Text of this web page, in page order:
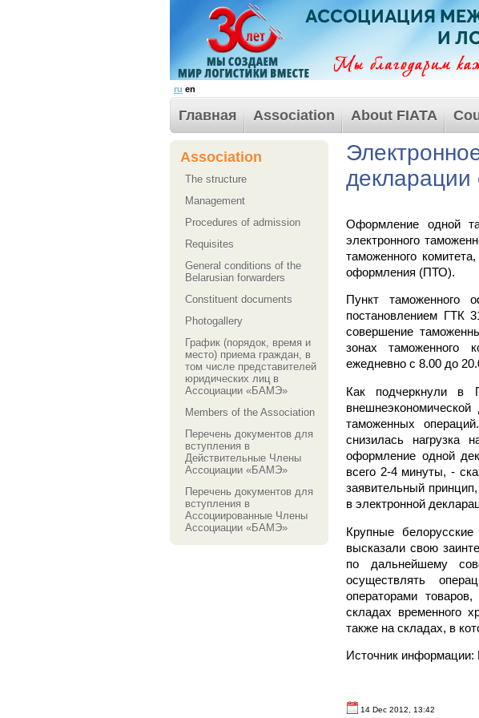
ru en
Главная Association About FIATA
Association
The structure
Management
Procedures of admission
Requisites
General conditions of the
Belarusian forwarders
Сonstituent documents
Photogallery
График (порядок, время и
место) приема граждан, в
том числе представителей
юридических лиц в
Ассоциации «БАМЭ»
Members of the Association
Перечень документов для
вступления в
Действительные Члены
Ассоциации «БАМЭ»
Перечень документов для
вступления в
Ассоциированные Члены
Ассоциации «БАМЭ»
декларации
Оформление одной
электронного
таможенного
оформления (ПТО).
Пункт таможенного
постановлением ГТК
совершение
зонах таможенного
ежедневно с 8.00 до
Как подчеркнули в
таможенных
снизилась нагрузка
оформление одной
всего 2-4 минуты, -
заявительный
в электронной
Крупные
высказали свою
по дальнейшему
осуществлять
операторами
складах временного
также на складах, в
Источник
14 Dec 2012, 13:42